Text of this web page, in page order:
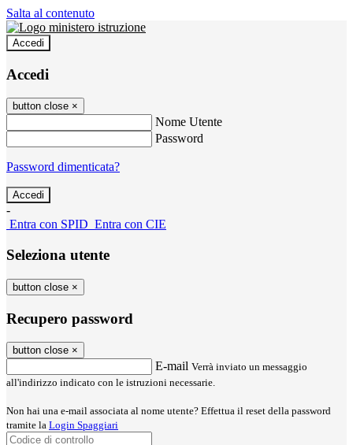
Salta al contenuto
Accedi
Accedi
button close ×
Nome Utente
Password
Password dimenticata?
-
Entra con SPID Entra con CIE
Seleziona utente
button close ×
Recupero password
button close ×
E-mail Verrà inviato un messaggio
all'indirizzo indicato con le istruzioni necessarie.
Non hai una e-mail associata al nome utente? Effettua il reset della password
tramite la Login Spaggiari